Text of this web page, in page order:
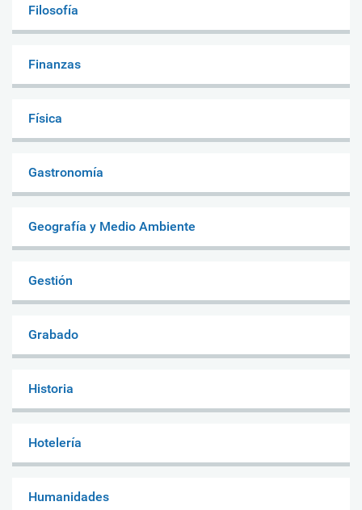
Filosofía
Finanzas
Física
Gastronomía
Geografía y Medio Ambiente
Gestión
Grabado
Historia
Hotelería
Humanidades